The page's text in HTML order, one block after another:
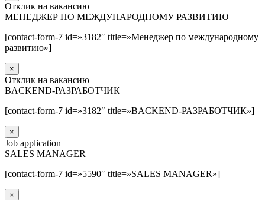
Отклик на вакансию
МЕНЕДЖЕР ПО МЕЖДУНАРОДНОМУ РАЗВИТИЮ
[contact-form-7 id=»3182″ title=»Менеджер по международному
развитию»]
×
Отклик на вакансию
BACKEND-РАЗРАБОТЧИК
[contact-form-7 id=»3182″ title=»BACKEND-РАЗРАБОТЧИК»]
×
Job application
SALES MANAGER
[contact-form-7 id=»5590″ title=»SALES MANAGER»]
×